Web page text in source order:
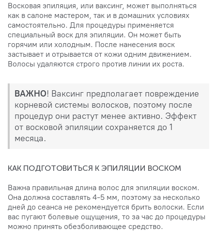
Восковая эпиляция, или ваксинг, может выполняться
как в салоне мастером, так и в домашних условиях
самостоятельно. Для процедуры применяется
специальный воск для эпиляции. Он может быть
горячим или холодным. После нанесения воск
застывает и отрывается от кожи одним движением.
Волосы удаляются строго против линии их роста.
ВАЖНО! Ваксинг предполагает повреждение
корневой системы волосков, поэтому после
процедур они растут менее активно. Эффект
от восковой эпиляции сохраняется до 1
месяца.
КАК ПОДГОТОВИТЬСЯ К ЭПИЛЯЦИИ ВОСКОМ
Важна правильная длина волос для эпиляции воском.
Она должна составлять 4-5 мм, поэтому за несколько
дней до сеанса не рекомендуется брить волоски. Если
вас пугают болевые ощущения, то за час до процедуры
можно принять обезболивающее средство.